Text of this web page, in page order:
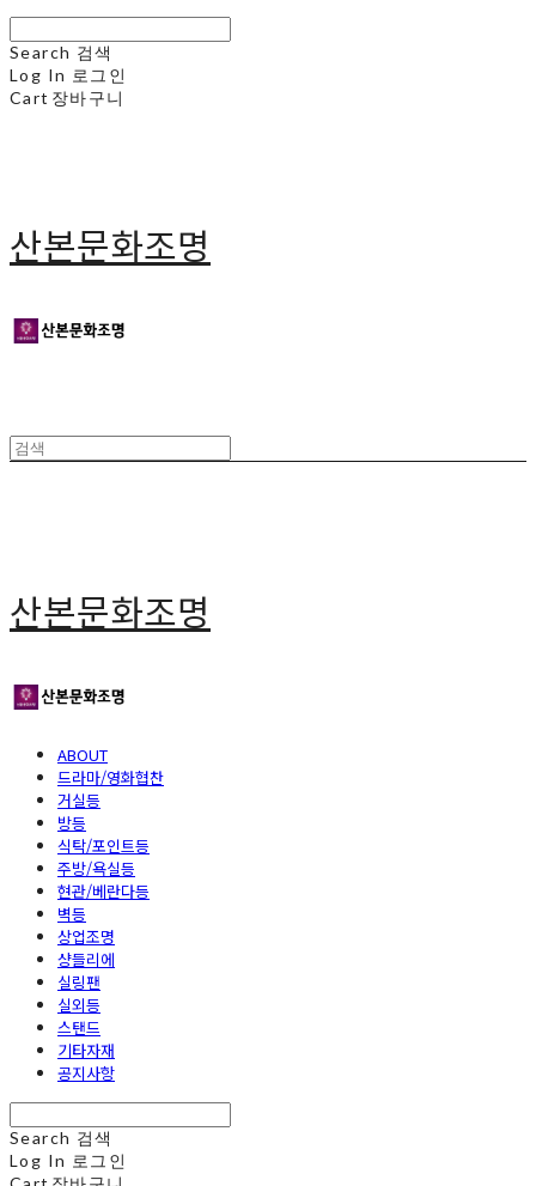
Search 검색
Log In 로그인
Cart 장바구니
산본문화조명
산본문화조명
ABOUT
드라마/영화협찬
거실등
방등
식탁/포인트등
주방/욕실등
현관/베란다등
벽등
상업조명
샹들리에
실링팬
실외등
스탠드
기타자재
공지사항
Search 검색
Log In 로그인